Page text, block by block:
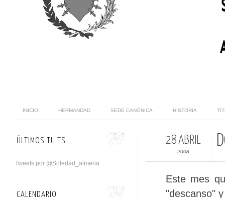
INICIO HERMANDAD SEDE CANÓNICA HISTORIA
28 ABRIL
2008
Este mes
"descanso"
ÚLTIMOS TUITS
Tweets por @Soledad_almeria
CALENDARIO